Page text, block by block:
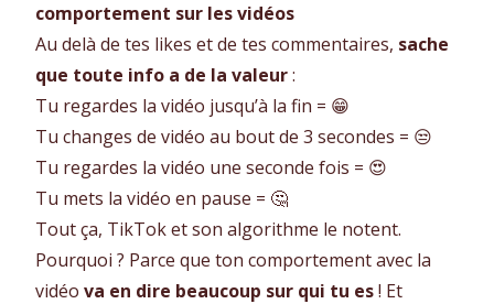
comportement sur les vidéos
Au delà de tes likes et de tes commentaires, sache
que toute info a de la valeur:
Tu regardes la vidéo jusqu’à la fin = 😁
Tu changes de vidéo au bout de 3 secondes = 😒
Tu regardes la vidéo une seconde fois = 😍
Tu mets la vidéo en pause = 🤔
Tout ça, TikTok et son algorithme le notent.
Pourquoi ? Parce que ton comportement avec la
vidéo va en dire beaucoup sur qui tu es! Et